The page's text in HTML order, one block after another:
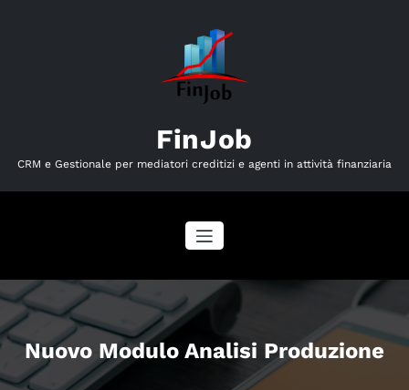
FinJob
CRM e Gestionale per mediatori creditizi e agenti in attività finanziaria
Nuovo Modulo Analisi Produzione